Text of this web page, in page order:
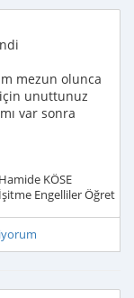
mezun olunca
için unuttunuz
var sonra
Hamide KÖSE
İşitme Engelliler